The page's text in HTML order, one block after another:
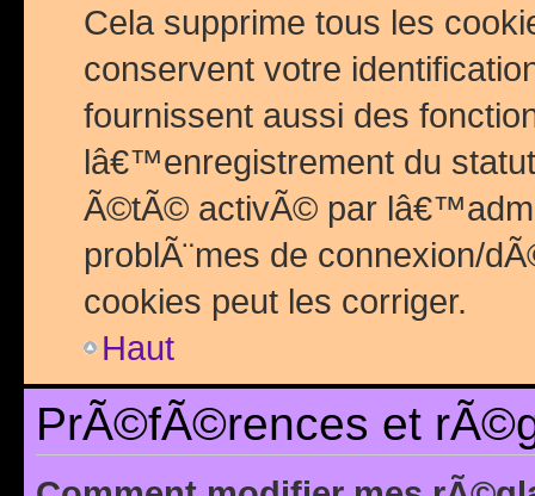
Cela supprime tous les
conservent votre
fournissent aussi des
lâ€™enregistrement du
Ã©tÃ© activÃ© par
problÃ¨mes de connexion/
cookies peut les corriger.
Haut
PrÃ©fÃ©rences et